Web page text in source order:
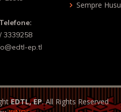
3339258
ep.tl
Sempre Husu
EDTL, EP. All Rights Reserved